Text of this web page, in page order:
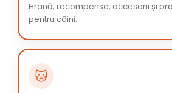
Hrană, recompense, accesorii și
pentru câini.
🐱